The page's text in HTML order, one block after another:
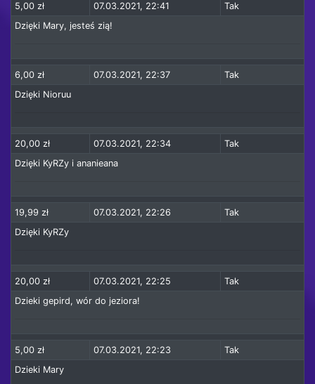
5,00 zł 07.03.2021, 22:41
Tak
Dzięki Mary, jesteś zią!
6,00 zł 07.03.2021, 22:37
Tak
Dzięki Nioruu
20,00 zł 07.03.2021, 22:34
Tak
Dzięki KyRZy i ananieana
19,99 zł 07.03.2021, 22:26
Tak
Dzięki KyRZy
20,00 zł 07.03.2021, 22:25
Tak
Dzieki gepird, wór do jeziora!
5,00 zł 07.03.2021, 22:23
Tak
Dzieki Mary